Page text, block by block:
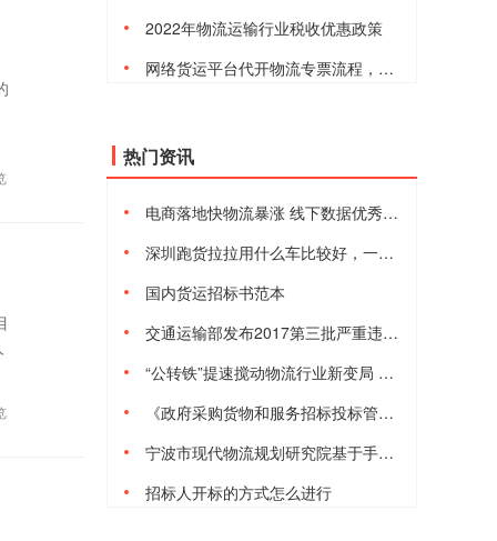
2022年物流运输行业税收优惠政策
网络货运平台代开物流专票流程，安全合规吗
热门资讯
电商落地快物流暴涨 线下数据优秀但仍有隐忧
深圳跑货拉拉用什么车比较好，一天能赚多少钱
国内货运招标书范本
交通运输部发布2017第三批严重违法超限超载运输失信当事人黑名单
“公转铁”提速搅动物流行业新变局 港口、货运等行业将进入短暂阵痛
《政府采购货物和服务招标投标管理办法》2017年10月1日起施行
宁波市现代物流规划研究院基于手机信令的宁波城际铁路客流数据模型与预测分析研究课题项目的采购公告
招标人开标的方式怎么进行